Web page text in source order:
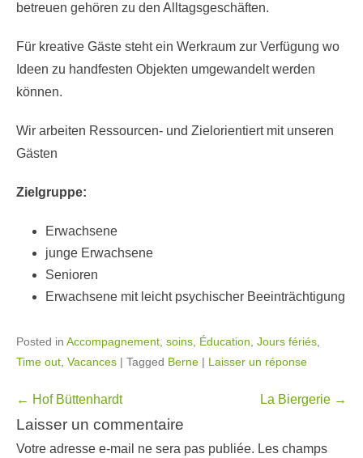
betreuen gehören zu den Alltagsgeschäften.
Für kreative Gäste steht ein Werkraum zur Verfügung wo
Ideen zu handfesten Objekten umgewandelt werden
können.
Wir arbeiten Ressourcen- und Zielorientiert mit unseren
Gästen
Zielgruppe:
Erwachsene
junge Erwachsene
Senioren
Erwachsene mit leicht psychischer Beeinträchtigung
Posted in Accompagnement, soins Éducation Jours fériés
Time out Vacances | Tagged Berne | Laisser un réponse
Navigation
dans
les
← Hof Büttenhardt La Biergerie →
Laisser un commentaire
Votre adresse e-mail ne sera pas publiée. Les champs